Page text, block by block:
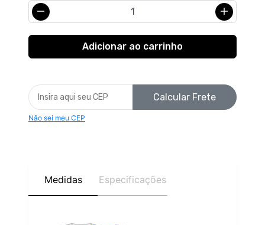
Calcular Frete
Não sei meu CEP
Medidas Especificações